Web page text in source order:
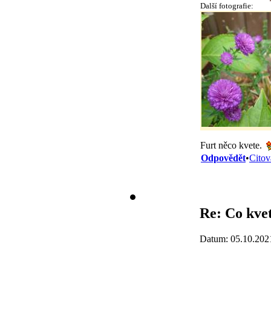
Další fotografie:
Furt něco kvete.
Odpovědět•
Re: Co
Datum: